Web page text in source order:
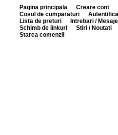
Pagina principala
Creare cont
Cosul de cumparaturi
Lista de preturi
Intrebari / Mesaje
Schimb de linkuri
Stiri / Noutati
Starea comenzii